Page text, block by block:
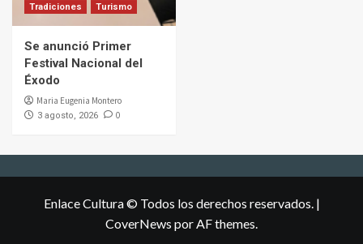
Tradiciones
Turismo
Se anunció Primer
Festival Nacional del
Éxodo
Maria Eugenia Montero
3 agosto, 2026 0
Enlace Cultura © Todos los derechos reservados. |
CoverNews por AF themes.